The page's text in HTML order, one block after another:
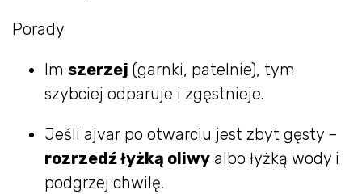
Porady
Im szerzej (garnki, patelnie), tym
szybciej odparuje i zgęstnieje.
Jeśli ajvar po otwarciu jest zbyt gęsty –
rozrzedź łyżką oliwy albo łyżką wody i
podgrzej chwilę.